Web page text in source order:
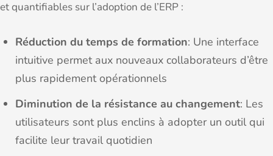
et quantifiables sur l’adoption de l’ERP :
Réduction du temps de formation: Une interface
intuitive permet aux nouveaux collaborateurs d’être
plus rapidement opérationnels
Diminution de la résistance au changement: Les
utilisateurs sont plus enclins à adopter un outil qui
facilite leur travail quotidien